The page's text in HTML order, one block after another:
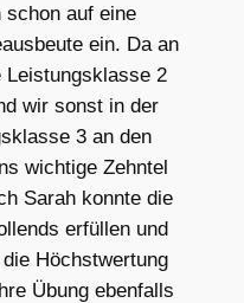
auf eine
ein. Da an
Leistungsklasse 2
wir sonst in der
3 an den
wichtige Zehntel
Sarah konnte die
erfüllen und
Höchstwertung
Übung ebenfalls